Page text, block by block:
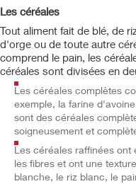
Les céréales
Tout aliment fait de blé, de
d'orge ou de toute autre
comprend le pain, les
céréales sont divisées en
Les céréales complètes
exemple, la farine
sont des céréales
soigneusement et
Les céréales raffinées ont
les fibres et ont une
blanche, le riz blanc, le